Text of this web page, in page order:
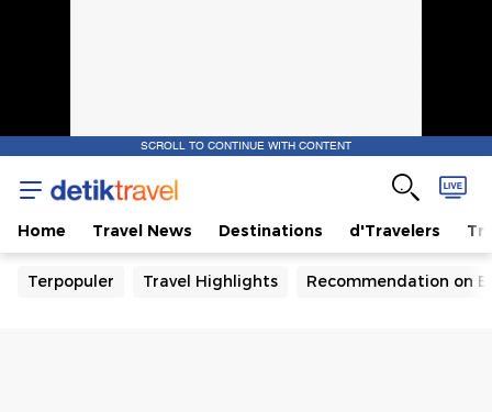
SCROLL TO CONTINUE WITH CONTENT
Home Travel News Destinations d'Travelers
Terpopuler Travel Highlights Recommendation on